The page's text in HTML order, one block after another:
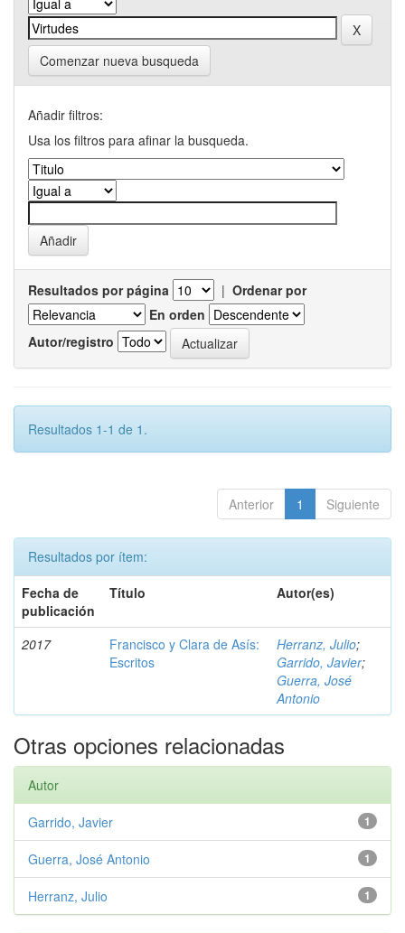
Comenzar nueva busqueda
Añadir filtros:
Usa los filtros para afinar la busqueda.
Resultados por página | Ordenar por
En orden
Autor/registro
Resultados 1-1 de 1.
Anterior 1 Siguiente
Resultados por ítem:
Fecha de
publicación
Título Autor(es)
2017
Francisco y Clara de Asís:
Escritos
Herranz, Julio;
Garrido, Javier;
Guerra, José
Antonio
Otras opciones relacionadas
Autor
1
Garrido, Javier
1
Guerra, José Antonio
1
Herranz, Julio